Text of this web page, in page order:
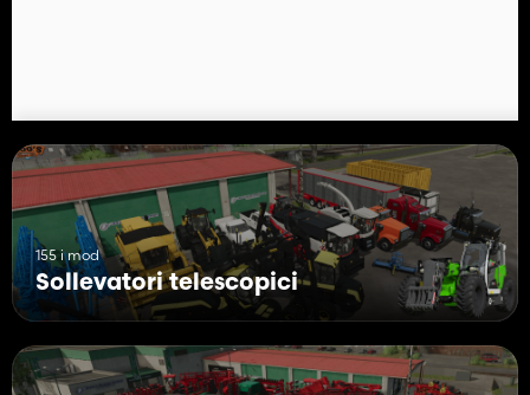
155 i mod
Sollevatori telescopici